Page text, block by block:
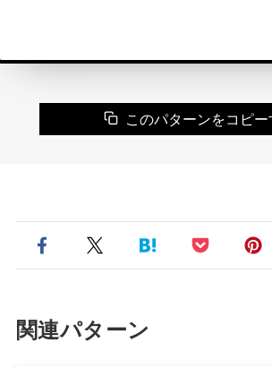
このパターンをコピー
関連パターン